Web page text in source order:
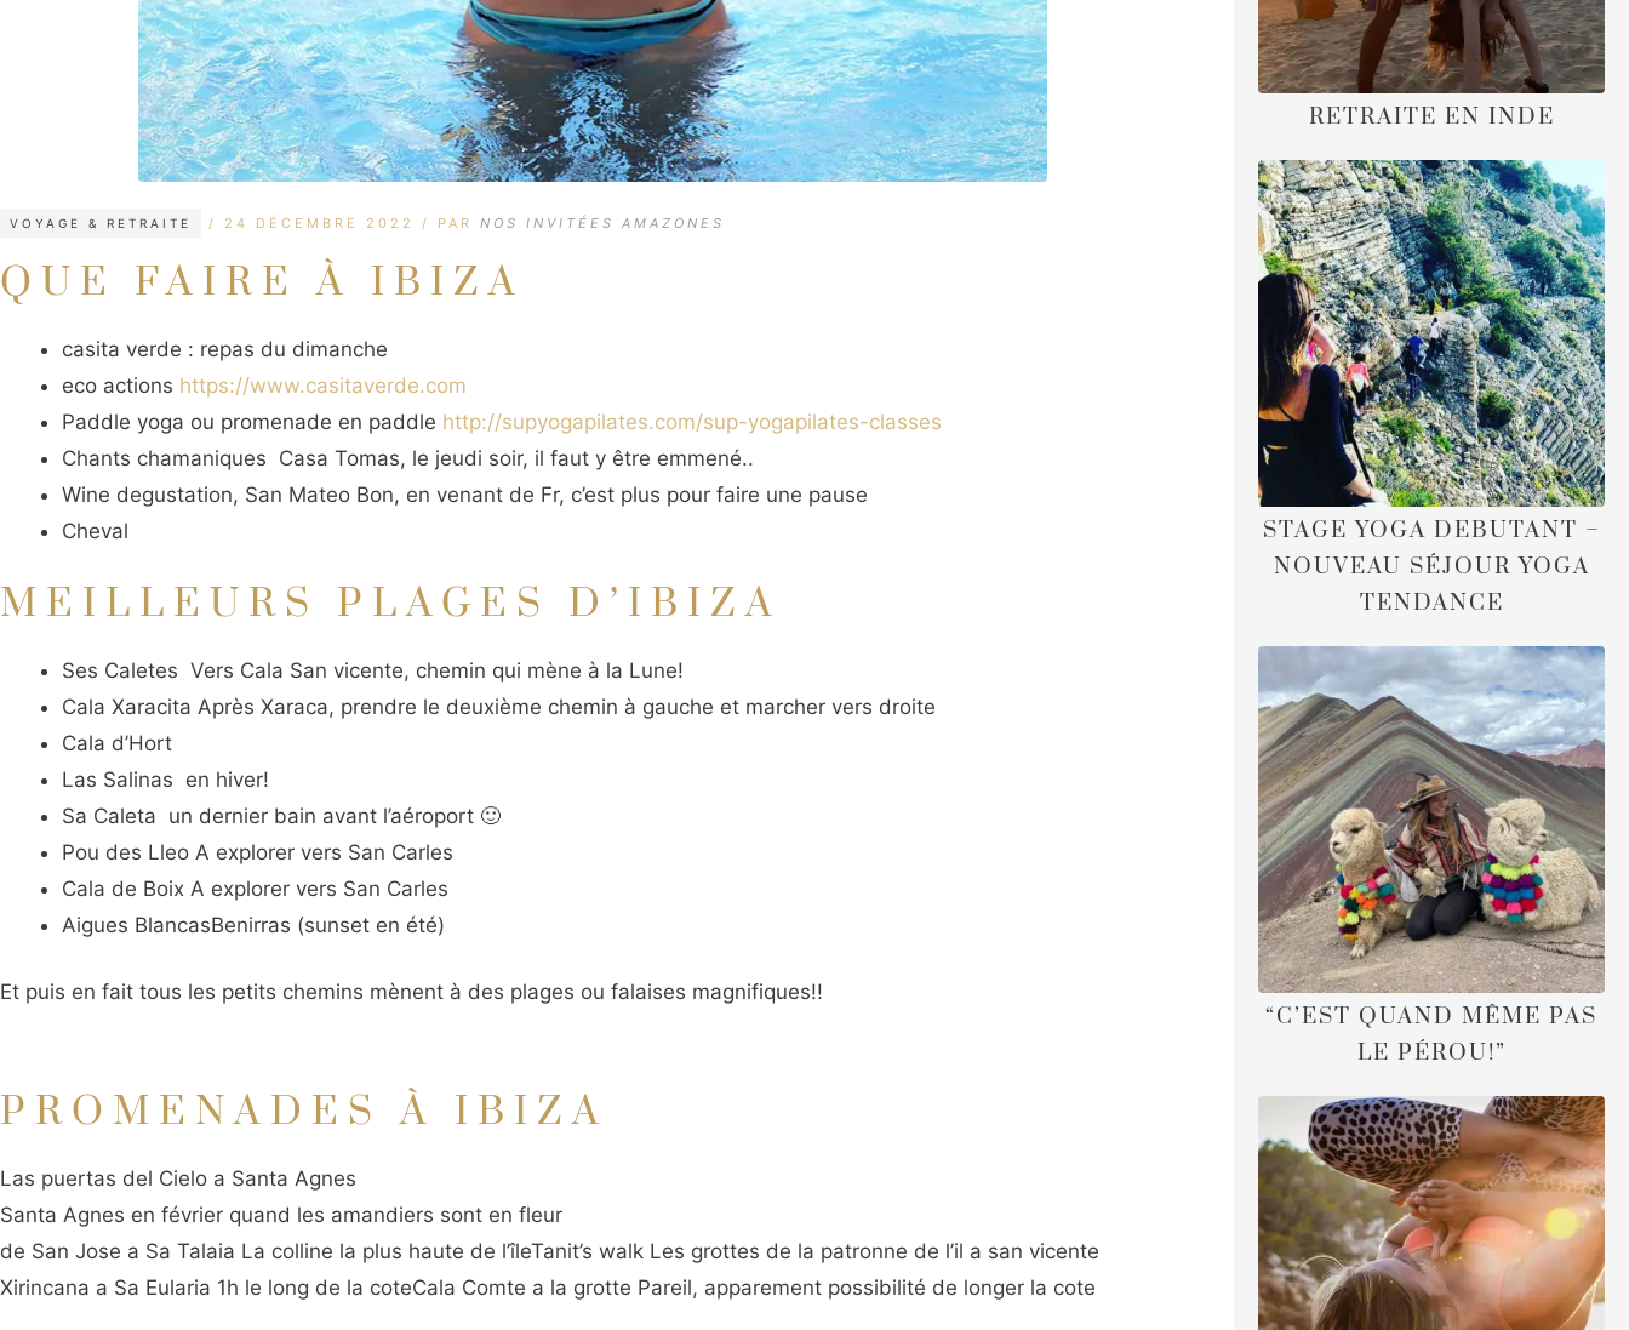
VOYAGE & RETRAITE
ÉTIQUETTES
24 DÉCEMBRE 2022 PAR NOS INVITÉES AMAZONES
QUE FAIRE À IBIZA
casita verde : repas du dimanche
eco actions https://www.casitaverde.com
Paddle yoga ou promenade en paddle http://supyogapilates.com/sup-yogapilates-classes
Chants chamaniques Casa Tomas, le jeudi soir, il faut y être emmené..
Wine degustation, San Mateo Bon, en venant de Fr, c’est plus pour faire une pause
Cheval
MEILLEURS PLAGES D’IBIZA
Ses Caletes Vers Cala San vicente, chemin qui mène à la Lune!
Cala Xaracita Après Xaraca, prendre le deuxième chemin à gauche et marcher vers droite
Cala d’Hort
Las Salinas en hiver!
Sa Caleta un dernier bain avant l’aéroport 🙂
Pou des Lleo A explorer vers San Carles
Cala de Boix A explorer vers San Carles
Aigues BlancasBenirras (sunset en été)
Et puis en fait tous les petits chemins mènent à des plages ou falaises magnifiques!!
PROMENADES À IBIZA
Las puertas del Cielo a Santa Agnes
Santa Agnes en février quand les amandiers sont en fleur
de San Jose a Sa Talaia La colline la plus haute de l’îleTanit’s walk Les grottes de la patronne de l’il a san vicente
Xirincana a Sa Eularia 1h le long de la coteCala Comte a la grotte Pareil, apparement possibilité de longer la cote
RETRAITE EN INDE
STAGE YOGA DEBUTANT –
NOUVEAU SÉJOUR YOGA
TENDANCE
“C’EST QUAND MÊME PAS
LE PÉROU!”